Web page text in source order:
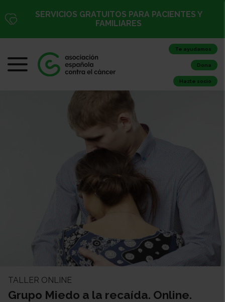
SERVICIOS GRATUITOS PARA PACIENTES Y
FAMILIARES
Te ayudamos
Dona
Hazte socio
TALLER ONLINE
Grupo Miedo a la recaída. Online.